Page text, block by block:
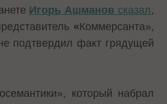
Игорь Ашманов сказал ,
«Коммерсанта»,
подтвердил факт грядущей
который набрал